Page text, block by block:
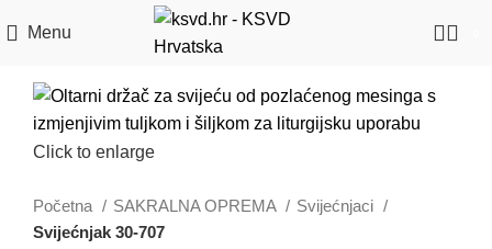
Menu
Click to enlarge
Početna SAKRALNA OPREMA
Svijećnjaci
Svijećnjak 30-707